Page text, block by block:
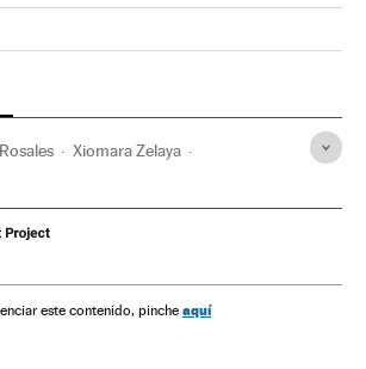
Brasil en Twitter
El País Brasil en Instagram
El País Brasil en Facebook
Xiomara Zelaya
América Central
este contenido, pinche aquí